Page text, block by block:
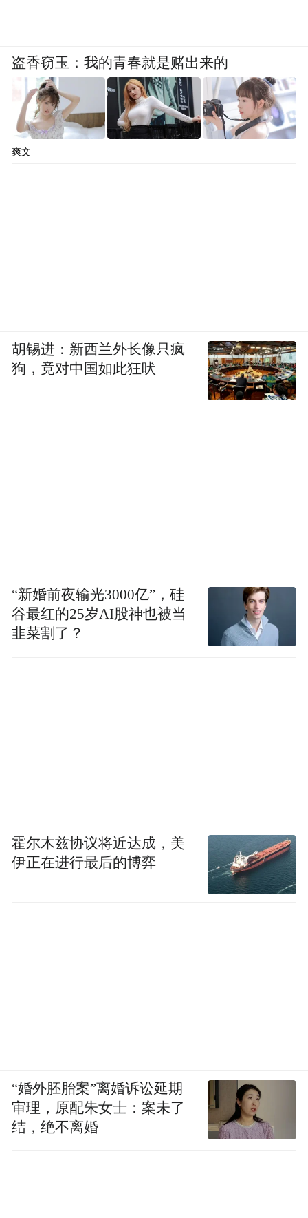
盗香窃玉：我的青春就是赌出来的
爽文
胡锡进：新西兰外长像只疯
狗，竟对中国如此狂吠
“新婚前夜输光3000亿”，硅
谷最红的25岁AI股神也被当
韭菜割了？
霍尔木兹协议将近达成，美
伊正在进行最后的博弈
“婚外胚胎案”离婚诉讼延期
审理，原配朱女士：案未了
结，绝不离婚